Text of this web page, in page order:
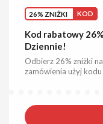
26% ZNIŻKI KOD
Kod rabatowy
Dziennie!
Odbierz 26% zniżki
zamówienia użyj